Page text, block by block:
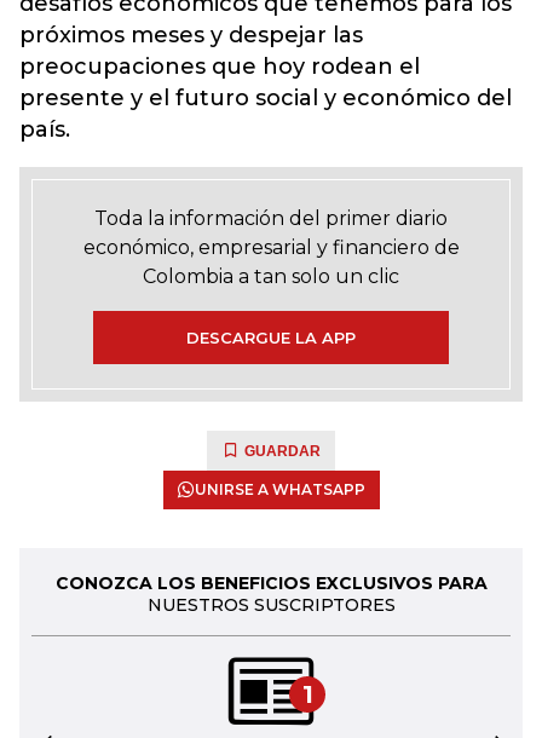
próximos meses y despejar las
preocupaciones que hoy rodean el
presente y el futuro social y económico del
país.
Toda la información del primer diario
económico, empresarial y financiero de
Colombia a tan solo un clic
DESCARGUE LA APP
GUARDAR
UNIRSE A WHATSAPP
CONOZCA LOS BENEFICIOS EXCLUSIVOS PARA
NUESTROS SUSCRIPTORES
1